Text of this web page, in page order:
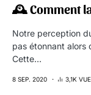
🕰 Comment la
Notre perception
pas étonnant alors
Cette…
8 SEP. 2020 3,1K